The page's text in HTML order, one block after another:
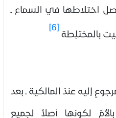
اختلاطها في السماع ـ
بالمختلِطة
إليه عندَ المالكية ـ بعد
لكونها أصلاً لجميع